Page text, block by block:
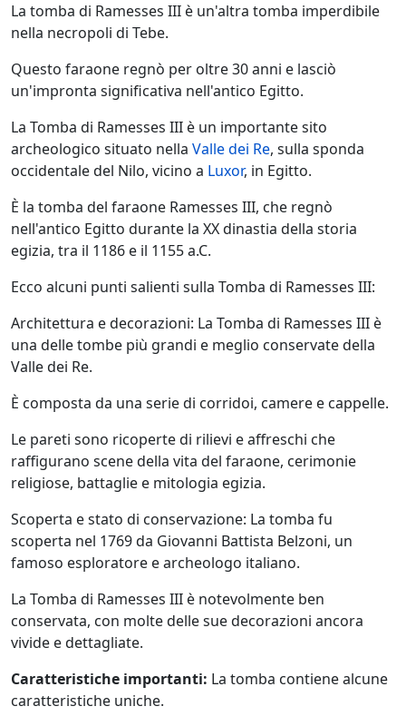
La tomba di Ramesses III è un'altra tomba imperdibile
nella necropoli di Tebe.
Questo faraone regnò per oltre 30 anni e lasciò
un'impronta significativa nell'antico Egitto.
La Tomba di Ramesses III è un importante sito
archeologico situato nella Valle dei Re, sulla sponda
occidentale del Nilo, vicino a Luxor, in Egitto.
È la tomba del faraone Ramesses III, che regnò
nell'antico Egitto durante la XX dinastia della storia
egizia, tra il 1186 e il 1155 a.C.
Ecco alcuni punti salienti sulla Tomba di Ramesses III:
Architettura e decorazioni: La Tomba di Ramesses III è
una delle tombe più grandi e meglio conservate della
Valle dei Re.
È composta da una serie di corridoi, camere e cappelle.
Le pareti sono ricoperte di rilievi e affreschi che
raffigurano scene della vita del faraone, cerimonie
religiose, battaglie e mitologia egizia.
Scoperta e stato di conservazione: La tomba fu
scoperta nel 1769 da Giovanni Battista Belzoni, un
famoso esploratore e archeologo italiano.
La Tomba di Ramesses III è notevolmente ben
conservata, con molte delle sue decorazioni ancora
vivide e dettagliate.
Caratteristiche importanti: La tomba contiene alcune
caratteristiche uniche.